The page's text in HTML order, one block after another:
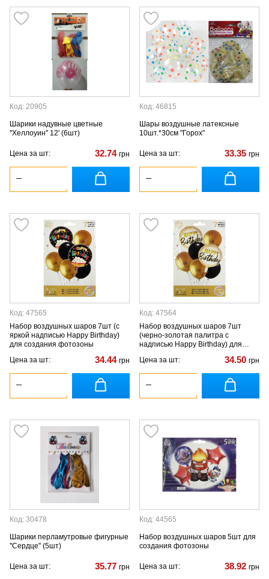
Код: 20905
Шарики надувные цветные
''Хеллоуин'' 12' (6шт)
Цена за шт: 32.74 грн
Код: 46815
Шары воздушные латексные
10шт.*30см "Горох"
Цена за шт: 33.35 грн
Код: 47565
Набор воздушных шаров 7шт (с
яркой надписью Happy Birthday)
для создания фотозоны
Цена за шт:
34.44 грн
Код: 47564
Набор воздушных шаров 7шт
(черно-золотая палитра с
надписью Happy Birthday) для
Цена за шт: 34.50 грн
Код: 30478
Шарики перламутровые фигурные
''Сердце'' (5шт)
Цена за шт: 35.77 грн
Код: 44565
Набор воздушных шаров 5шт для
создания фотозоны
Цена за шт: 38.92 грн